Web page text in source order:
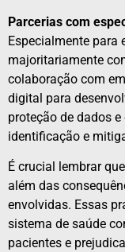
Parcerias com
Especialmente para
majoritariamente
colaboração com
digital para
proteção de dados
identificação e
É crucial lembrar
além das
envolvidas. Essas
sistema de saúde
pacientes e